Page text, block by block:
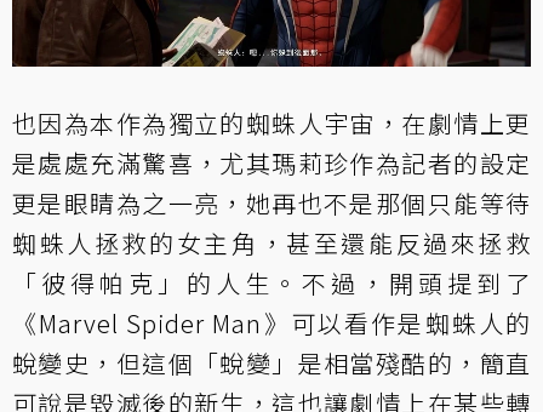
也因為本作為獨立的蜘蛛人宇宙，在劇情上更
是處處充滿驚喜，尤其瑪莉珍作為記者的設定
更是眼睛為之一亮，她再也不是那個只能等待
蜘蛛人拯救的女主角，甚至還能反過來拯救
「彼得帕克」的人生。不過，開頭提到了
《Marvel Spider Man》可以看作是蜘蛛人的
蛻變史，但這個「蛻變」是相當殘酷的，簡直
可說是毀滅後的新生，這也讓劇情上在某些轉